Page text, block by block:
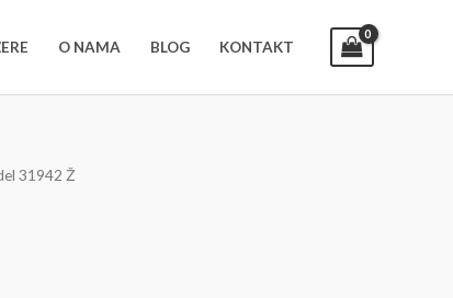
O NAMA BLOG KONTAKT
31942 Ž